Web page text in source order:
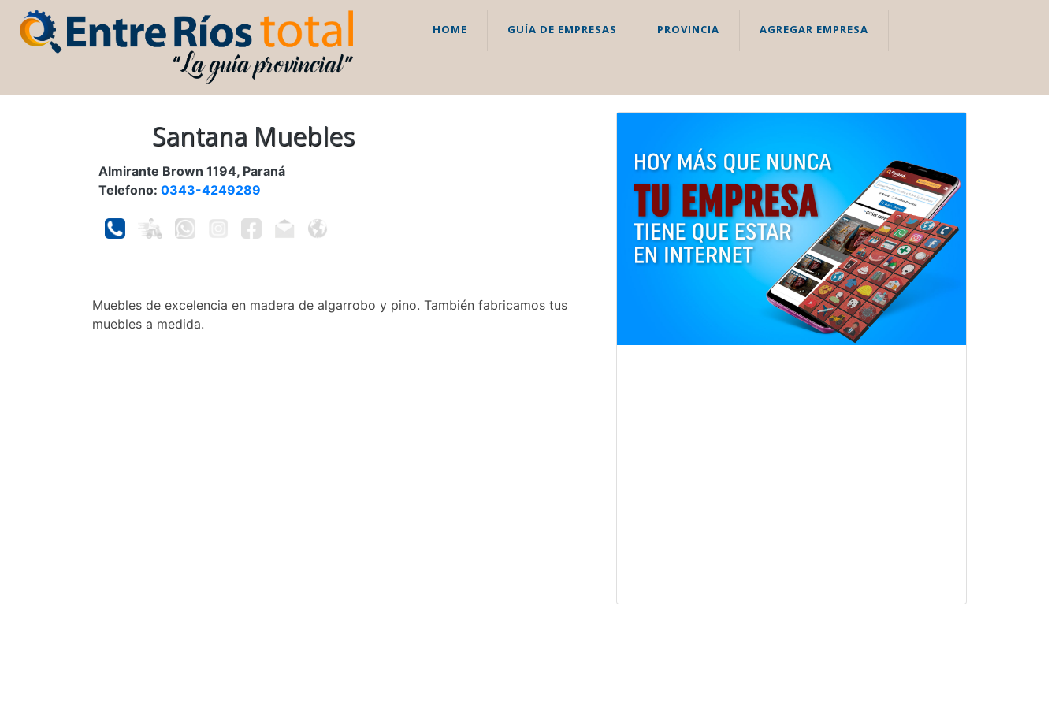
HOME GUÍA DE EMPRESAS PROVINCIA AGREGAR EMPRESA
Santana Muebles
Almirante Brown 1194, Paraná
Telefono: 0343-4249289
Muebles de excelencia en madera de algarrobo y pino. También fabricamos tus
muebles a medida.